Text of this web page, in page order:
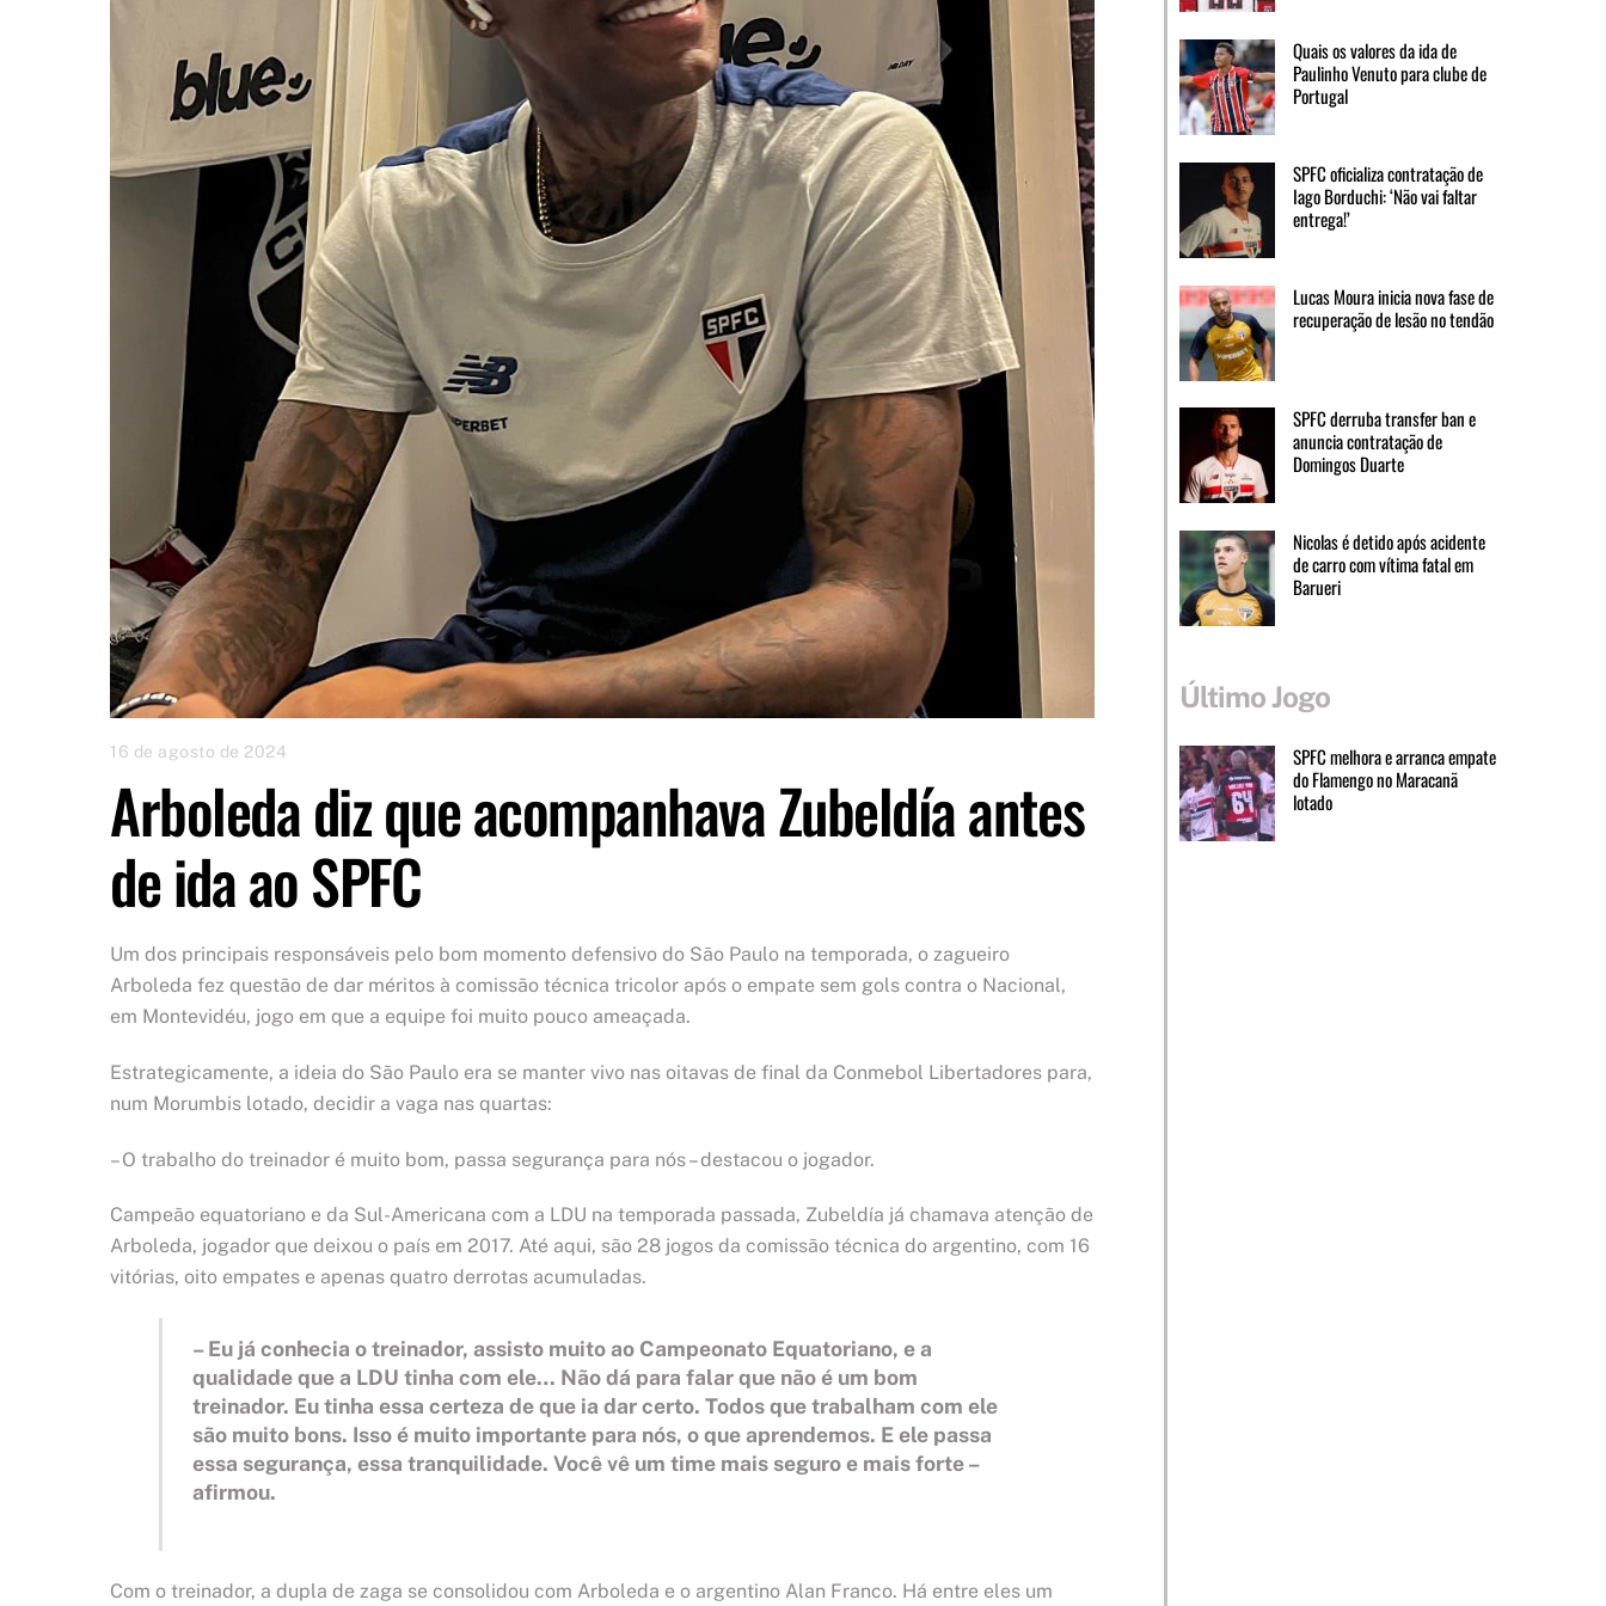
16 de agosto de 2024
Arboleda diz que acompanhava Zubeldía antes
de ida ao SPFC
Um dos principais responsáveis pelo bom momento defensivo do São Paulo na temporada, o zagueiro
Arboleda fez questão de dar méritos à comissão técnica tricolor após o empate sem gols contra o Nacional,
em Montevidéu, jogo em que a equipe foi muito pouco ameaçada.
Estrategicamente, a ideia do São Paulo era se manter vivo nas oitavas de final da Conmebol Libertadores para,
num Morumbis lotado, decidir a vaga nas quartas:
– O trabalho do treinador é muito bom, passa segurança para nós – destacou o jogador.
Campeão equatoriano e da Sul-Americana com a LDU na temporada passada, Zubeldía já chamava atenção de
Arboleda, jogador que deixou o país em 2017. Até aqui, são 28 jogos da comissão técnica do argentino, com 16
vitórias, oito empates e apenas quatro derrotas acumuladas.
– Eu já conhecia o treinador, assisto muito ao Campeonato Equatoriano, e a
qualidade que a LDU tinha com ele… Não dá para falar que não é um bom
treinador. Eu tinha essa certeza de que ia dar certo. Todos que trabalham com ele
são muito bons. Isso é muito importante para nós, o que aprendemos. E ele passa
essa segurança, essa tranquilidade. Você vê um time mais seguro e mais forte –
afirmou.
Com o treinador, a dupla de zaga se consolidou com Arboleda e o argentino Alan Franco. Há entre eles um
Quais os valores da ida de
Paulinho Venuto para clube de
Portugal
SPFC oficializa contratação de
Iago Borduchi: ‘Não vai faltar
entrega!’
Lucas Moura inicia nova fase de
recuperação de lesão no tendão
SPFC derruba transfer ban e
anuncia contratação de
Domingos Duarte
Nicolas é detido após acidente
de carro com vítima fatal em
Barueri
Último Jogo
SPFC melhora e arranca empate
do Flamengo no Maracanã
lotado